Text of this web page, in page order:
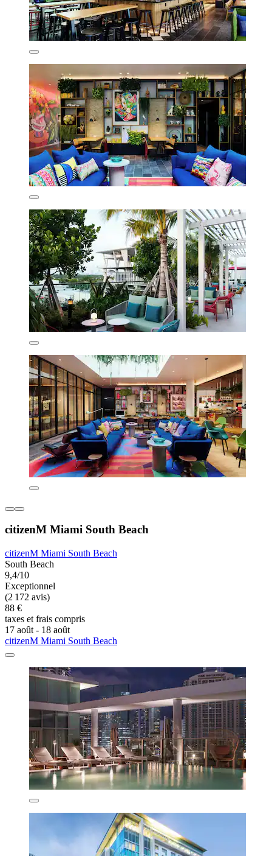
citizenM Miami South Beach
citizenM Miami South Beach
South Beach
9,4/10
Exceptionnel
(2 172 avis)
88 €
taxes et frais compris
17 août - 18 août
citizenM Miami South Beach